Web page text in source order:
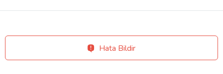
Hata Bildir